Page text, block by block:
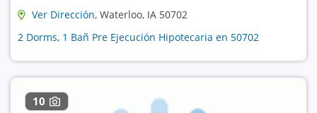
Ver Dirección, Waterloo, IA 50702
2 Dorms, 1 Bañ Pre Ejecución Hipotecaria en 50702
10